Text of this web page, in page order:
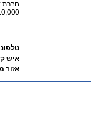
10,000 לפניות צרו קשר בוואטספ 050-
איש
אזור